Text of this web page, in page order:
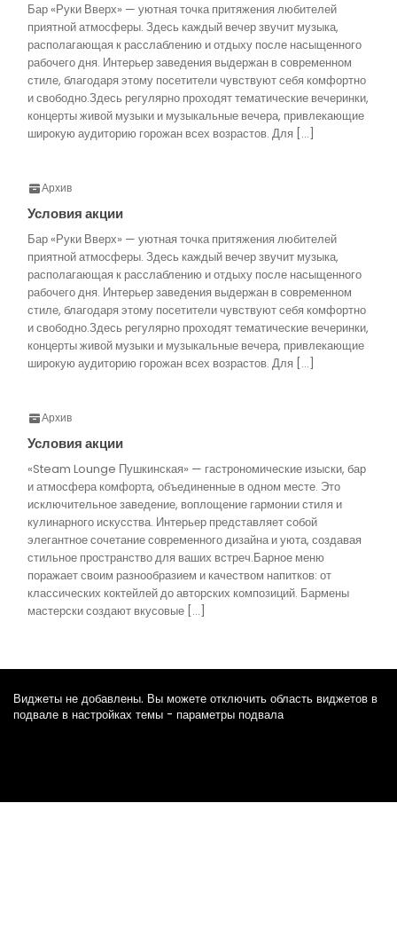
Бар «Руки Вверх» — уютная точка притяжения любителей
приятной атмосферы. Здесь каждый вечер звучит музыка,
располагающая к расслаблению и отдыху после насыщенного
рабочего дня. Интерьер заведения выдержан в современном
стиле, благодаря этому посетители чувствуют себя комфортно
и свободно.Здесь регулярно проходят тематические вечеринки,
концерты живой музыки и музыкальные вечера, привлекающие
широкую аудиторию горожан всех возрастов. Для […]
Архив
Условия акции
Бар «Руки Вверх» — уютная точка притяжения любителей
приятной атмосферы. Здесь каждый вечер звучит музыка,
располагающая к расслаблению и отдыху после насыщенного
рабочего дня. Интерьер заведения выдержан в современном
стиле, благодаря этому посетители чувствуют себя комфортно
и свободно.Здесь регулярно проходят тематические вечеринки,
концерты живой музыки и музыкальные вечера, привлекающие
широкую аудиторию горожан всех возрастов. Для […]
Архив
Условия акции
«Steam Lounge Пушкинская» — гастрономические изыски, бар
и атмосфера комфорта, объединенные в одном месте. Это
исключительное заведение, воплощение гармонии стиля и
кулинарного искусства. Интерьер представляет собой
элегантное сочетание современного дизайна и уюта, создавая
стильное пространство для ваших встреч.Барное меню
поражает своим разнообразием и качеством напитков: от
классических коктейлей до авторских композиций. Бармены
мастерски создают вкусовые […]
Виджеты не добавлены. Вы можете отключить область виджетов в
подвале в настройках темы - параметры подвала